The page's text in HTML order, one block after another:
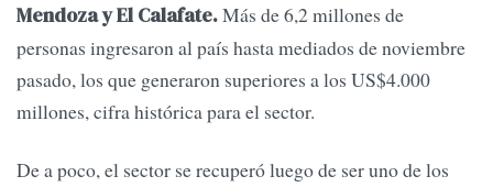
Mendoza y El Calafate.Más de 6,2 millones de
personas ingresaron al país hasta mediados de noviembre
pasado, los que generaron superiores a los US$4.000
millones, cifra histórica para el sector.
De a poco, el sector se recuperó luego de ser uno de los